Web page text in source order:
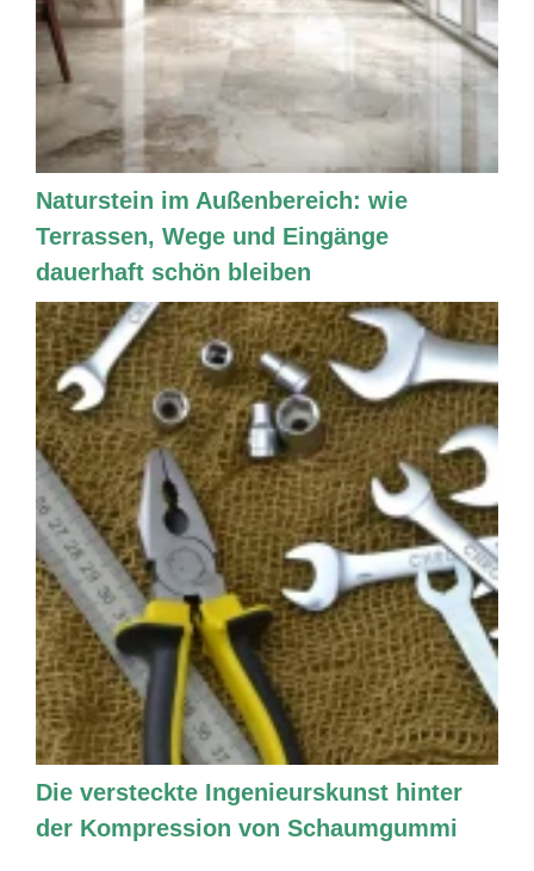
Naturstein im Außenbereich: wie
Terrassen, Wege und Eingänge
dauerhaft schön bleiben
Die versteckte Ingenieurskunst hinter
der Kompression von Schaumgummi